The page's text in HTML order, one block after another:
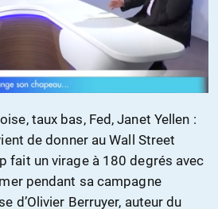
taux bas, Fed, Janet Yellen :
de donner au Wall Street
fait un virage à 180 degrés avec
pendant sa campagne
d’Olivier Berruyer, auteur du